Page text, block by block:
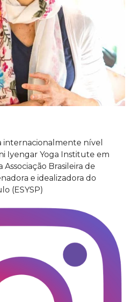
internacionalmente nível
Iyengar Yoga Institute em
Associação Brasileira de
e idealizadora do
(ESYSP)